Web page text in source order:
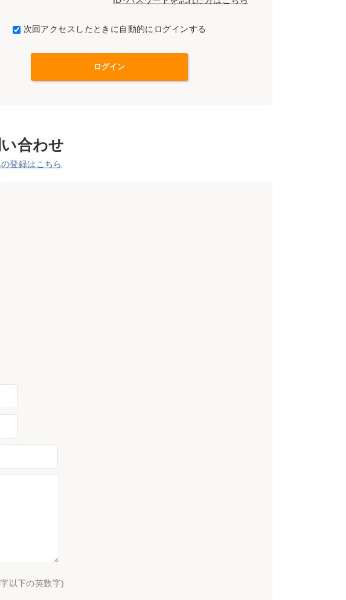
次回アクセスしたときに自動的にログインする
合わせ
登録はこちら
以下の英数字)